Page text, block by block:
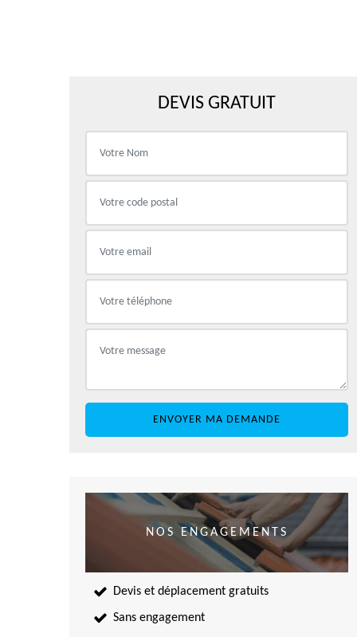
DEVIS GRATUIT
NOS ENGAGEMENTS
Devis et déplacement gratuits
Sans engagement